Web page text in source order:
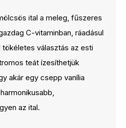
ital a meleg, fűszeres
C-vitaminban, ráadásul
választás az esti
teát ízesíthetjük
akár egy csepp vanília
az ital.